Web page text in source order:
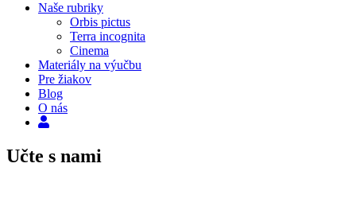
Naše rubriky
Orbis pictus
Terra incognita
Cinema
Materiály na výučbu
Pre žiakov
Blog
O nás
Hľadať
Učte s nami